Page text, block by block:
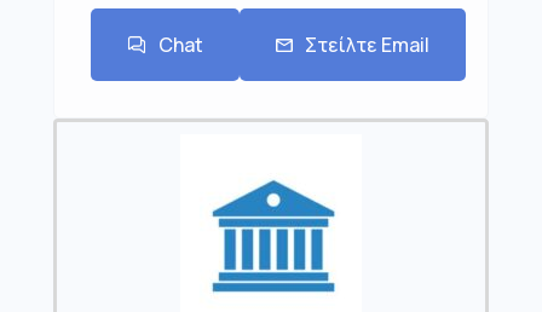
Chat Στείλτε Email